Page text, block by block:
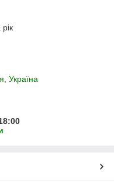
Україна